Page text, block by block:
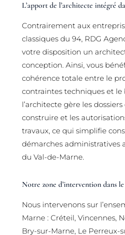
L’apport de l’architecte intégré
Contrairement aux
classiques du 94, RDG
votre disposition un
conception. Ainsi, vous
cohérence totale entre le
contraintes techniques et le
l’architecte gère les
construire et les
travaux, ce qui simplifie
démarches administratives
du Val-de-Marne.
Notre zone d’intervention dans le
Nous intervenons sur
Marne : Créteil, Vincennes,
Bry-sur-Marne, Le Perreux-